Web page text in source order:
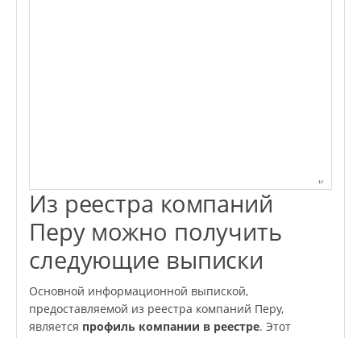
Из реестра компаний
Перу можно получить
следующие выписки
Основной информационной выпиской,
предоставляемой из реестра компаний Перу,
является профиль компании в реестре. Этот